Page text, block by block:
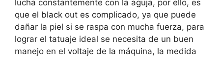
lucha constantemente con la aguja, por ello, es
que el black out es complicado, ya que puede
dañar la piel si se raspa con mucha fuerza, para
lograr el tatuaje ideal se necesita de un buen
manejo en el voltaje de la máquina, la medida